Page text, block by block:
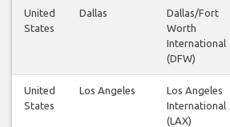
United
States
Dallas
Dallas/Fort
Worth
International
(DFW)
United
States
Los Angeles
Los Angeles
International
(LAX)